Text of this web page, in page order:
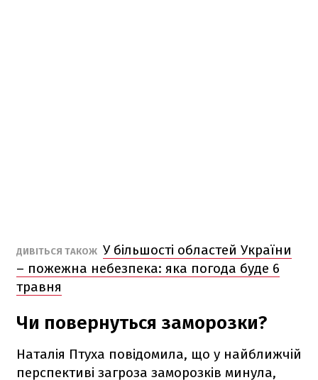
ДИВІТЬСЯ ТАКОЖ У більшості областей України
– пожежна небезпека: яка погода буде 6
травня
Чи повернуться заморозки?
Наталія Птуха повідомила, що у найближчій
перспективі загроза заморозків минула,